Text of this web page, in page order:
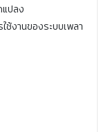
ปลง
ช้งานของระบบเพลา